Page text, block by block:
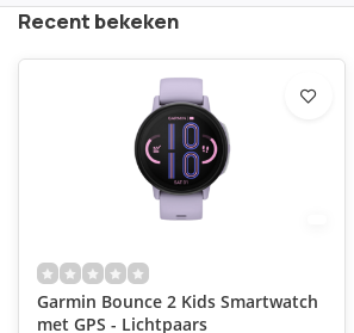
Recent bekeken
Garmin Bounce 2 Kids Smartwatch
met GPS - Lichtpaars